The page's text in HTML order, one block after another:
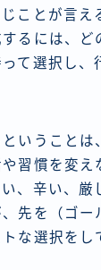
ことが言え
るには、ど
て選択し、
いうことは
習慣を変え
、辛い、厳
先を（ゴー
な選択をし